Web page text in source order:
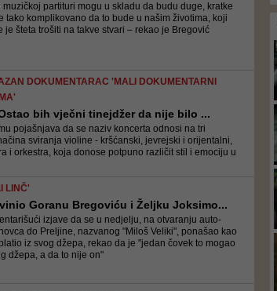
muzičkoj partituri mogu u skladu da budu duge, kratke
tako komplikovano da to bude u našim životima, koji
je šteta trošiti na takve stvari – rekao je Bregović
DOKUMENTARAC 'MALI DOKUMENTARNI
bih vječni tinejdžer da nije bilo ...
pojašnjava da se naziv koncerta odnosi na tri
sviranja violine - kršćanski, jevrejski i orijentalni,
i orkestra, koja donose potpuno različit stil i emociju u
LINČ'
Goranu Bregoviću i Željku Joksimo...
izjave da se u nedjelju, na otvaranju auto-
do Preljine, nazvanog "Miloš Veliki", ponašao kao
iz svog džepa, rekao da je "jedan čovek to mogao
džepa, a da to nije on"